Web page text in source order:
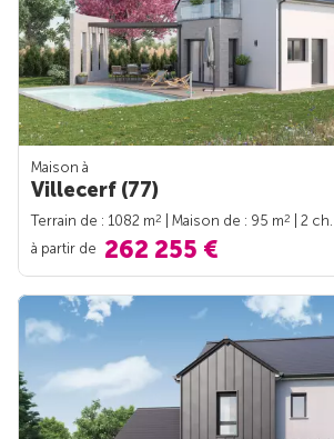
Maison à
Villecerf (77)
Terrain de : 1082 m2 | Maison de : 95 m2
| 2 ch.
à partir de 262 255 €